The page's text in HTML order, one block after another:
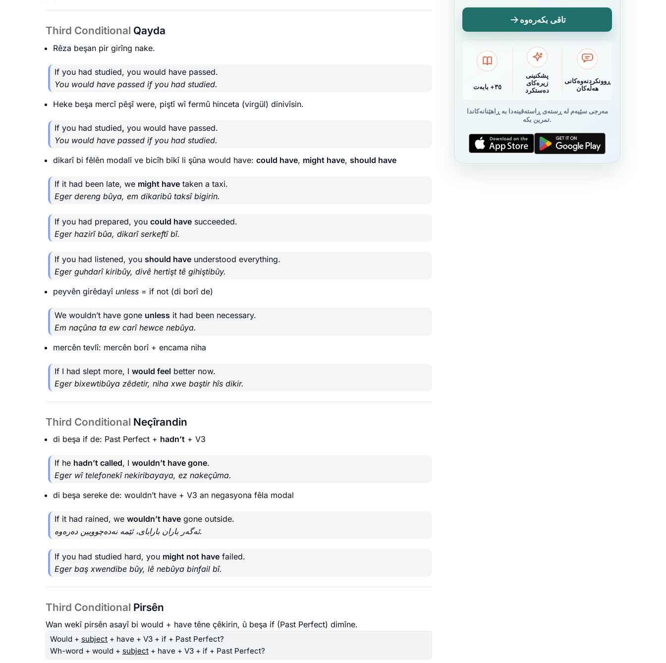
Third Conditional Qayda
Rêza beşan pir girîng nake.
If you had studied, you would have passed.
You would have passed if you had studied.
Heke beşa mercî pêşî were, piştî wî fermû hinceta (virgül) dinivîsin.
If you had studied, you would have passed.
You would have passed if you had studied.
dikarî bi fêlên modalî ve bicîh bikî li şûna would have: could have, might have, should have
If it had been late, we might have taken a taxi.
Eger dereng bûya, em dikaribû taksî bigirin.
If you had prepared, you could have succeeded.
Eger hazirî bûa, dikarî serkeftî bî.
If you had listened, you should have understood everything.
Eger guhdarî kiribûy, divê hertişt tê gihiştibûy.
peyvên girêdayî unless = if not (di borî de)
We wouldn’t have gone unless it had been necessary.
Em naçûna ta ew carî hewce nebûya.
mercên tevlî: mercên borî + encama niha
If I had slept more, I would feel better now.
Eger bixewtibûya zêdetir, niha xwe baştir hîs dikir.
Third Conditional Neçîrandin
di beşa if de: Past Perfect + hadn’t + V3
If he hadn’t called, I wouldn’t have gone.
Eger wî telefonekî nekiribayaya, ez nakeçûma.
di beşa sereke de: wouldn’t have + V3 an negasyona fêla modal
If it had rained, we wouldn’t have gone outside.
ئەگەر باران بارابای، ئێمە نەدەچوویین دەرەوە.
If you had studied hard, you might not have failed.
Eger baş xwendibe bûy, lê nebûya binfail bî.
Third Conditional Pirsên
Wan wekî pirsên asayî bi would + have têne çêkirin, û beşa if (Past Perfect) dimîne.
Would + subject + have + V3 + if + Past Perfect?
Wh-word + would + subject + have + V3 + if + Past Perfect?
تاقی بکەرەوە
٣٥+ بابەت
پشکنینی
زیرەکای
دەستکرد
ڕوونکردنەوەکانی
هەڵەکان
مەرجی سێیەم لە ڕستەی ڕاستەقینەدا بە ڕاهێنانەکاندا
تمرین بکە.